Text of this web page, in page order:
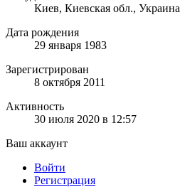
Киев, Киевская обл., Украина
Дата рождения
29 января 1983
Зарегистрирован
8 октября 2011
Активность
30 июля 2020 в 12:57
Ваш аккаунт
Войти
Регистрация